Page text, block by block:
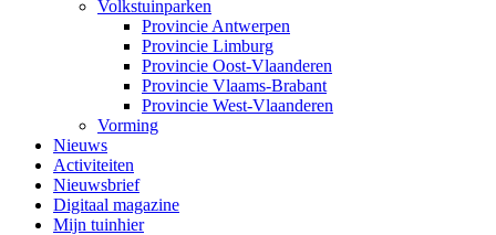
Volkstuinparken
Provincie Antwerpen
Provincie Limburg
Provincie Oost-Vlaanderen
Provincie Vlaams-Brabant
Provincie West-Vlaanderen
Vorming
Nieuws
Activiteiten
Nieuwsbrief
Digitaal magazine
Mijn tuinhier